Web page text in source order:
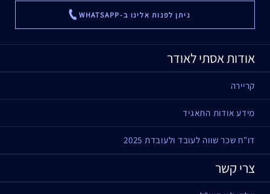
ניתן לפנות אלינו ב-WHATSAPP ...
אודות אסתי לאודר
קריירה
מידע אודות התאגיד
דו"ח שכר שווה לעובד ולעובדת 2025
צרי קשר